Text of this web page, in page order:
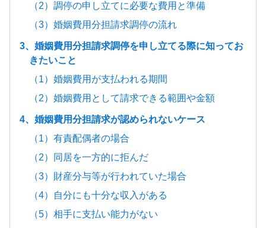
（2）調停の申し立てに必要な費用と準備
（3）婚姻費用分担請求調停の流れ
3、婚姻費用分担請求調停を申し立てる際に知ってお
きたいこと
（1）婚姻費用が支払われる期間
（2）婚姻費用として請求できる範囲や金額
4、婚姻費用分担請求が認められないケース
（1）有責配偶者の場合
（2）同居を一方的に拒んだ
（3）財産分与等が行われていた場合
（4）自分にも十分な収入がある
（5）相手に支払い能力がない